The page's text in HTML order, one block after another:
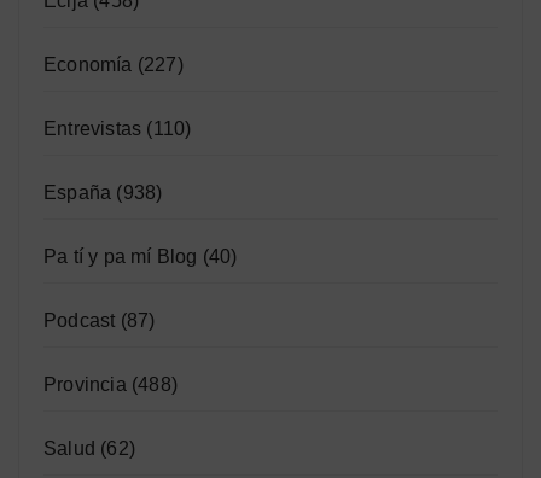
Economía (227)
Entrevistas (110)
España (938)
Pa tí y pa mí Blog (40)
Podcast (87)
Provincia (488)
Salud (62)